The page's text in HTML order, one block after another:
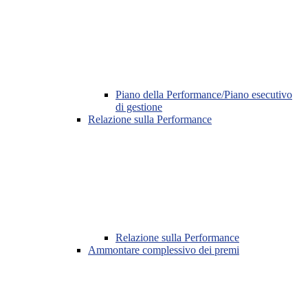
Piano della Performance/Piano esecutivo
di gestione
Relazione sulla Performance
Relazione sulla Performance
Ammontare complessivo dei premi